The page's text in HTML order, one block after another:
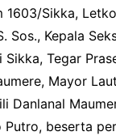
1603/Sikka,
Sos., Kepala
Sikka, Tegar
Mayor
Danlanal
Putro, beserta